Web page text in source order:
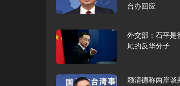
台办回应
外交部：石平是
尾的反华分子
赖清德称两岸谈